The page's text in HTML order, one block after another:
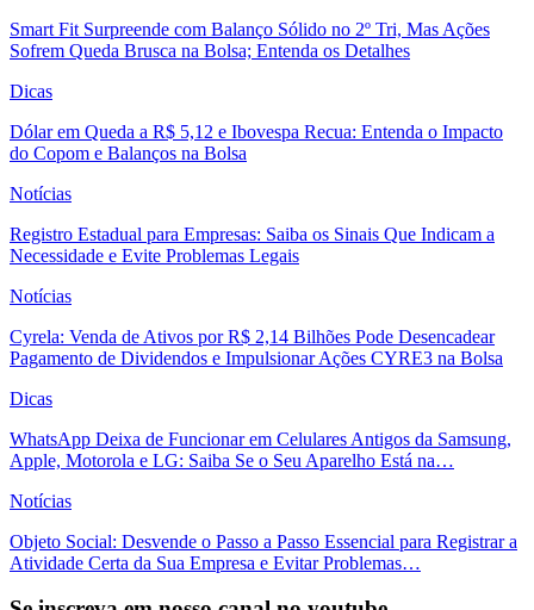
Smart Fit Surpreende com Balanço Sólido no 2º Tri, Mas Ações
Sofrem Queda Brusca na Bolsa; Entenda os Detalhes
Dicas
Dólar em Queda a R$ 5,12 e Ibovespa Recua: Entenda o Impacto
do Copom e Balanços na Bolsa
Notícias
Registro Estadual para Empresas: Saiba os Sinais Que Indicam a
Necessidade e Evite Problemas Legais
Notícias
Cyrela: Venda de Ativos por R$ 2,14 Bilhões Pode Desencadear
Pagamento de Dividendos e Impulsionar Ações CYRE3 na Bolsa
Dicas
WhatsApp Deixa de Funcionar em Celulares Antigos da Samsung,
Apple, Motorola e LG: Saiba Se o Seu Aparelho Está na…
Notícias
Objeto Social: Desvende o Passo a Passo Essencial para Registrar a
Atividade Certa da Sua Empresa e Evitar Problemas…